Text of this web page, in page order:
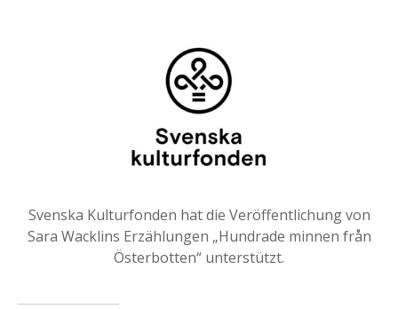
Svenska Kulturfonden hat die Veröffentlichung von
Sara Wacklins Erzählungen „Hundrade minnen från
Österbotten“ unterstützt.